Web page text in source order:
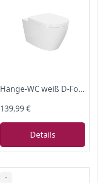
Hänge-WC weiß D-Form| Moderne Toilette WC | Tiefspüler Hänge WC | WC Sitz mit Absenkautomatik | Gäste WC | Länge 55.5cm, Weiß | Wand WC spülrandlos | Leise Spülung
139,99 €
Details
-